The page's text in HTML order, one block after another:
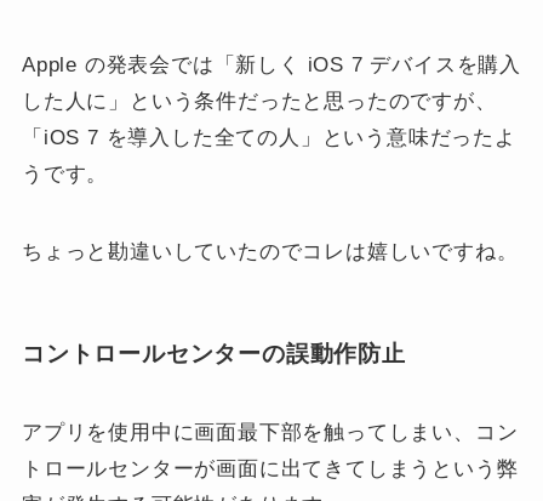
Apple の発表会では「新しく iOS 7 デバイスを購入
した人に」という条件だったと思ったのですが、
「iOS 7 を導入した全ての人」という意味だったよ
うです。
ちょっと勘違いしていたのでコレは嬉しいですね。
コントロールセンターの誤動作防止
アプリを使用中に画面最下部を触ってしまい、コン
トロールセンターが画面に出てきてしまうという弊